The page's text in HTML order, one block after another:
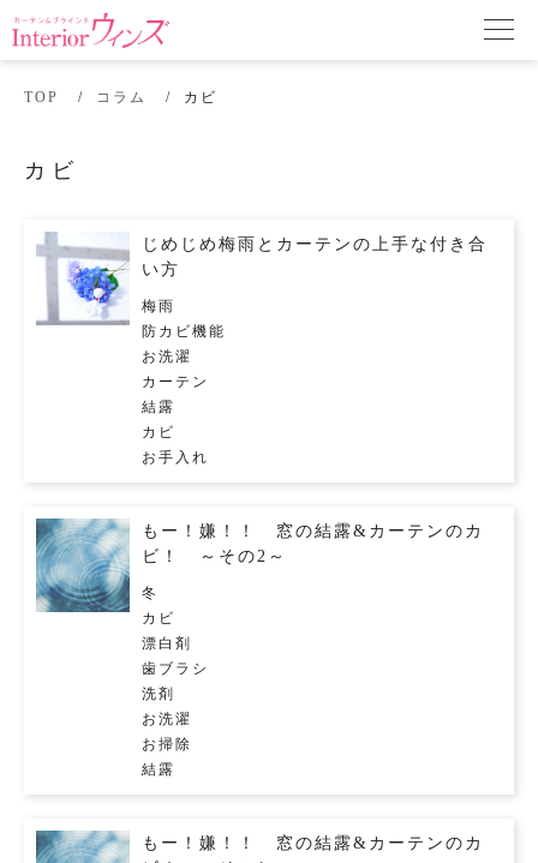
TOP コラム カビ
カビ
じめじめ梅雨とカーテンの上手な付き合
い方
梅雨
防カビ機能
お洗濯
カーテン
結露
カビ
お手入れ
もー！嫌！！ 窓の結露&カーテンのカ
ビ！ ～その2～
冬
カビ
漂白剤
歯ブラシ
洗剤
お洗濯
お掃除
結露
もー！嫌！！ 窓の結露&カーテンのカ